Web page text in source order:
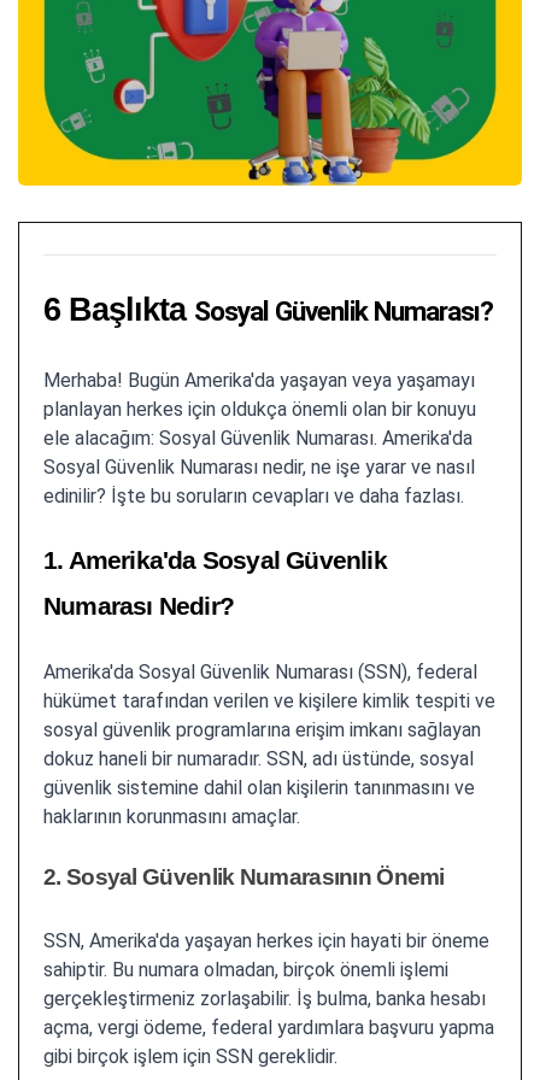
6 Başlıkta Sosyal Güvenlik Numarası?
Merhaba! Bugün Amerika'da yaşayan veya yaşamayı
planlayan herkes için oldukça önemli olan bir konuyu
ele alacağım: Sosyal Güvenlik Numarası. Amerika'da
Sosyal Güvenlik Numarası nedir, ne işe yarar ve nasıl
edinilir? İşte bu soruların cevapları ve daha fazlası.
1. Amerika'da Sosyal Güvenlik
Numarası Nedir?
Amerika'da Sosyal Güvenlik Numarası (SSN), federal
hükümet tarafından verilen ve kişilere kimlik tespiti ve
sosyal güvenlik programlarına erişim imkanı sağlayan
dokuz haneli bir numaradır. SSN, adı üstünde, sosyal
güvenlik sistemine dahil olan kişilerin tanınmasını ve
haklarının korunmasını amaçlar.
2. Sosyal Güvenlik Numarasının Önemi
SSN, Amerika'da yaşayan herkes için hayati bir öneme
sahiptir. Bu numara olmadan, birçok önemli işlemi
gerçekleştirmeniz zorlaşabilir. İş bulma, banka hesabı
açma, vergi ödeme, federal yardımlara başvuru yapma
gibi birçok işlem için SSN gereklidir.